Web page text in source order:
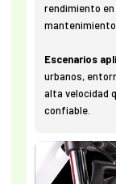
rendimiento
Escenarios
urbanos,
alta velocidad
confiable.